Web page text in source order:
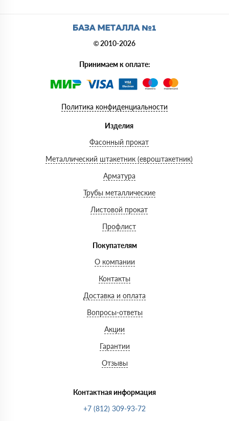
© 2010-2026
Принимаем к оплате:
Политика конфиденциальности
Изделия
Фасонный прокат
Металлический штакетник (евроштакетник)
Арматура
Трубы металлические
Листовой прокат
Профлист
Покупателям
О компании
Контакты
Доставка и оплата
Вопросы-ответы
Акции
Гарантии
Отзывы
Контактная информация
+7 (812) 309-93-72